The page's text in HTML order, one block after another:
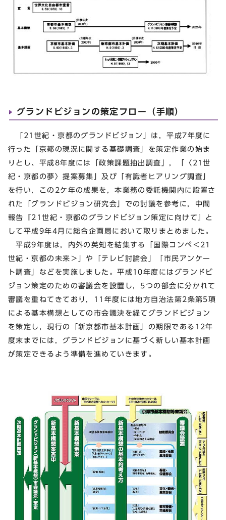
グランドビジョンの策定フロー（手順）
「21世紀・京都のグランドビジョン」は，平成7年度に
行った「京都の現況に関する基礎調査」を策定作業の始ま
りとし、平成8年度には「政策課題抽出調査」，「〈21世
紀・京都の夢〉提案募集」及び「有識者ヒアリング調査」
を行い，この2ケ年の成果を，本業務の委託機関内に設置さ
れた「グランドビジョン研究会」での討議を参考に，中間
報告『21世紀・京都のグランドビジョン策定に向けて』と
して平成9年4月に総合企画局において取りまとめました。
平成9年度は，内外の英知を結集する「国際コンペ＜21
世紀・京都の未来＞」や「テレビ討論会」「市民アンケー
ト調査」などを実施しました。平成10年度にはグランドビ
ジョン策定のための審議会を設置し，5つの部会に分かれて
審議を重ねてきており，11年度には地方自治法第2条第5項
による基本構想としての市会議決を経てグランドビジョン
を策定し，現行の「新京都市基本計画」の期限である12年
度末までには，グランドビジョンに基づく新しい基本計画
が策定できるよう準備を進めていきます。